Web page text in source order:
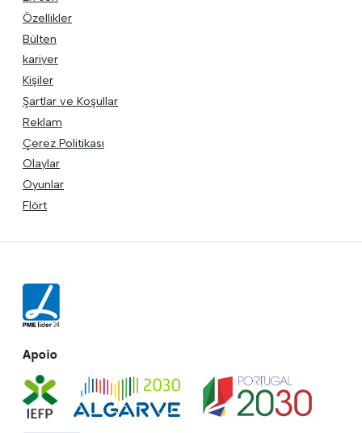
Özellikler
Bülten
kariyer
Kişiler
Şartlar ve Koşullar
Reklam
Çerez Politikası
Olaylar
Oyunlar
Flört
Apoio